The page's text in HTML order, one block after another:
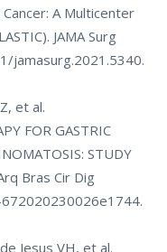
A Multicenter
JAMA Surg
jamasurg.2021.5340.
et al.
FOR GASTRIC
STUDY
Bras Cir Dig
Jesus VH, et al.